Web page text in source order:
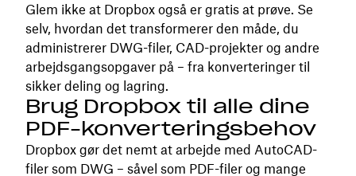
Glem ikke at Dropbox også er gratis at prøve. Se
selv, hvordan det transformerer den måde, du
administrerer DWG-filer, CAD-projekter og andre
arbejdsgangsopgaver på – fra konverteringer til
sikker deling og lagring.
Brug Dropbox til alle dine
PDF-konverteringsbehov
Dropbox gør det nemt at arbejde med AutoCAD-
filer som DWG – såvel som PDF-filer og mange